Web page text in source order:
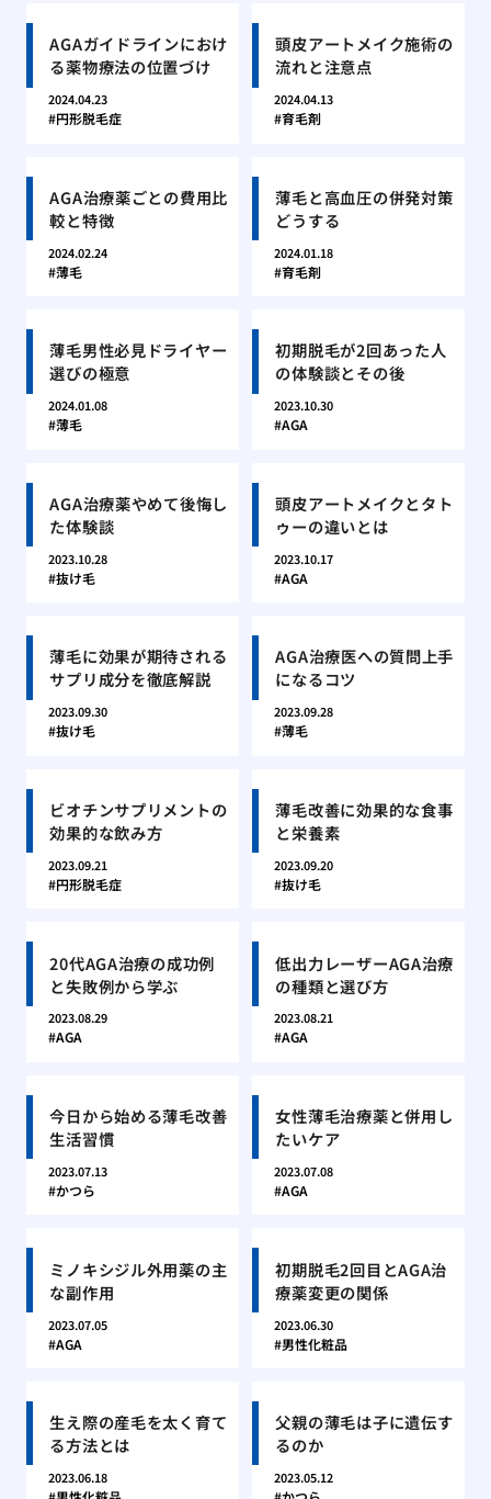
AGAガイドラインにおけ
る薬物療法の位置づけ
2024.04.23
円形脱毛症
頭皮アートメイク施術の
流れと注意点
2024.04.13
育毛剤
AGA治療薬ごとの費用比
較と特徴
2024.02.24
薄毛
薄毛と高血圧の併発対策
どうする
2024.01.18
育毛剤
薄毛男性必見ドライヤー
選びの極意
2024.01.08
薄毛
初期脱毛が2回あった人
の体験談とその後
2023.10.30
AGA
AGA治療薬やめて後悔し
た体験談
2023.10.28
抜け毛
頭皮アートメイクとタト
ゥーの違いとは
2023.10.17
AGA
薄毛に効果が期待される
サプリ成分を徹底解説
2023.09.30
抜け毛
AGA治療医への質問上手
になるコツ
2023.09.28
薄毛
ビオチンサプリメントの
効果的な飲み方
2023.09.21
円形脱毛症
薄毛改善に効果的な食事
と栄養素
2023.09.20
抜け毛
20代AGA治療の成功例
と失敗例から学ぶ
2023.08.29
AGA
低出力レーザーAGA治療
の種類と選び方
2023.08.21
AGA
今日から始める薄毛改善
生活習慣
2023.07.13
かつら
女性薄毛治療薬と併用し
たいケア
2023.07.08
AGA
ミノキシジル外用薬の主
な副作用
2023.07.05
AGA
初期脱毛2回目とAGA治
療薬変更の関係
2023.06.30
男性化粧品
生え際の産毛を太く育て
る方法とは
2023.06.18
父親の薄毛は子に遺伝す
るのか
2023.05.12